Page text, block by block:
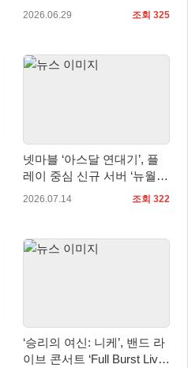
스토리 영상 선보여
2026.06.29 조회 325
넷마블 ‘아스달 연대기’, 플
레이 중심 신규 서버 ‘뉴월
드’ 정식 오픈
2026.07.14 조회 322
‘승리의 여신: 니케’, 밴드 라
이브 콘서트 ‘Full Burst Live’